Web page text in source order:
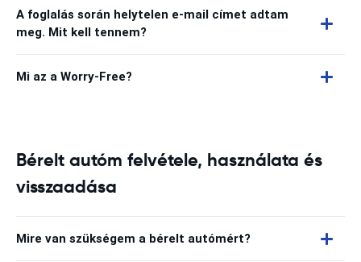
A foglalás során helytelen e-mail címet adtam
meg. Mit kell tennem?
Mi az a Worry-Free?
Bérelt autóm felvétele, használata és
visszaadása
Mire van szükségem a bérelt autómért?